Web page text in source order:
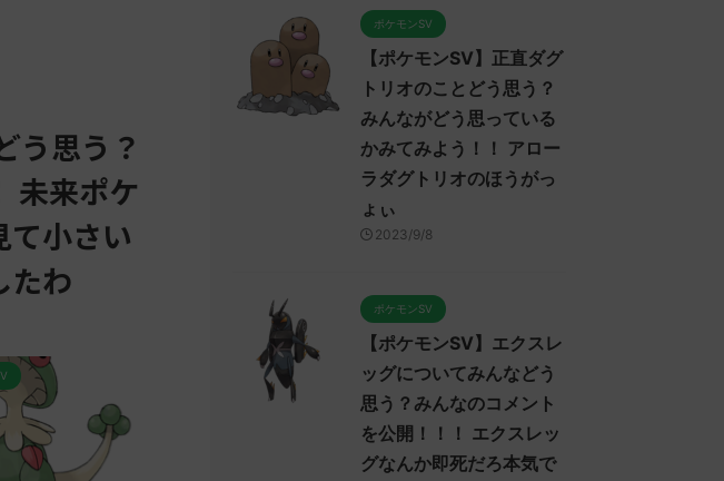
う思う？
未来ポケ
て小さい
たわ
ポケモンSV
ポケモンSV
【ポケモンSV】正直ダグ
トリオのことどう思う？
みんながどう思っている
かみてみよう！！ アロー
ラダグトリオのほうがっ
ょぃ
2023/9/8
ポケモンSV
【ポケモンSV】エクスレ
ッグについてみんなどう
思う？みんなのコメント
を公開！！！ エクスレッ
グなんか即死だろ本気で